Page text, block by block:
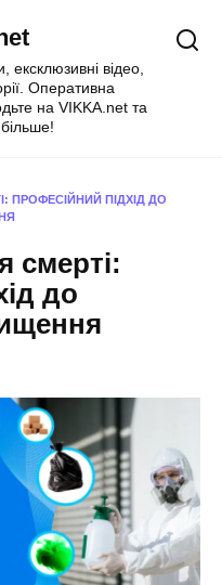
ексклюзивні відео,
Оперативна
на VIKKA.net та
ПРОФЕСІЙНИЙ ПІДХІД ДО
смерті:
до